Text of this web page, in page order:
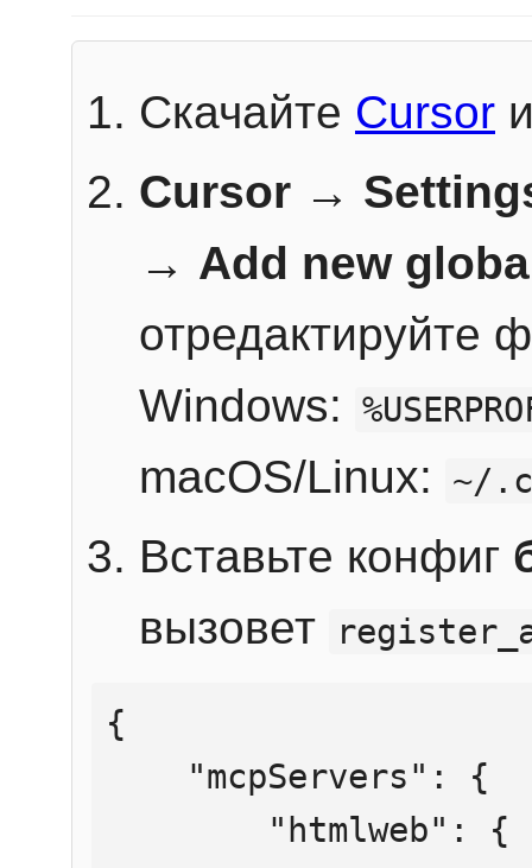
Скачайте Cursor
Cursor →
→ Add new
отредактируйте
Windows:
macOS/Linux: ~/
Вставьте конфиг
вызовет
{